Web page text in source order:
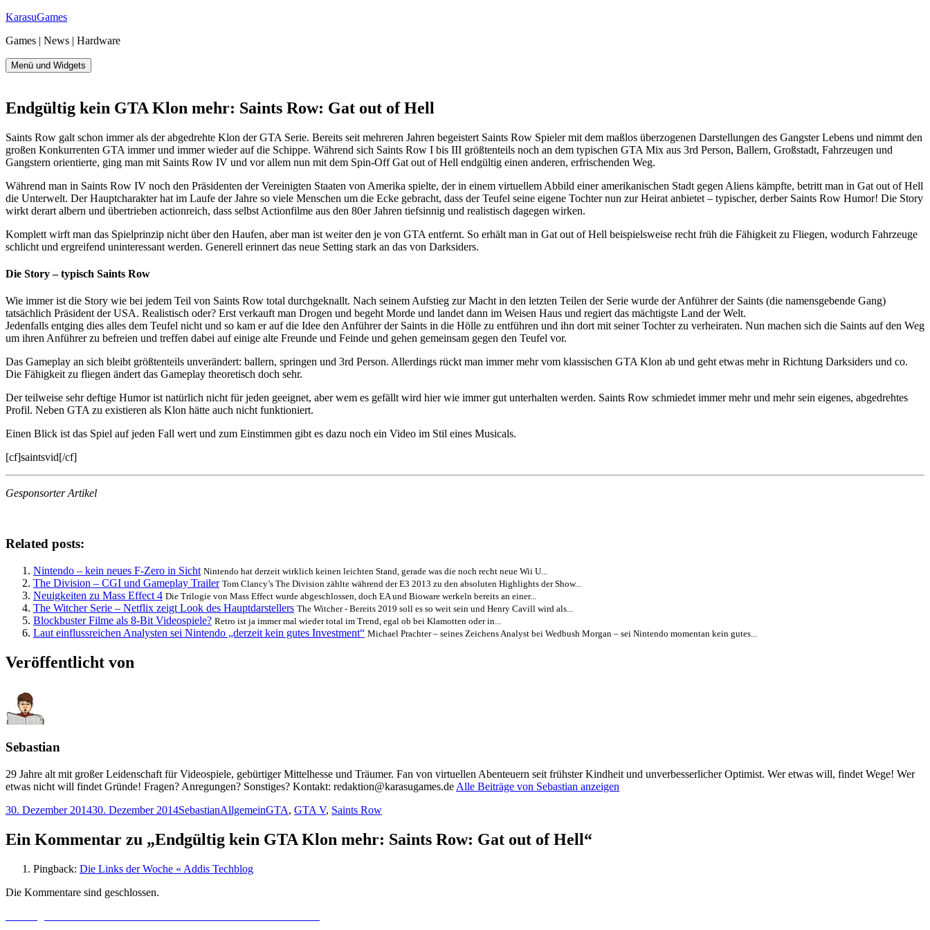
Zum
springen
KarasuGames
Games | News | Hardware
Menü und Widgets
Endgültig kein GTA Klon mehr: Saints Row: Gat out of Hell
Saints Row galt schon immer als der abgedrehte Klon der GTA Serie. Bereits seit mehreren Jahren begeistert Saints Row Spieler mit dem maßlos überzogenen Darstellungen des Gangster Lebens und nimmt den
großen Konkurrenten GTA immer und immer wieder auf die Schippe. Während sich Saints Row I bis III größtenteils noch an dem typischen GTA Mix aus 3rd Person, Ballern, Großstadt, Fahrzeugen und
Gangstern orientierte, ging man mit Saints Row IV und vor allem nun mit dem Spin-Off Gat out of Hell endgültig einen anderen, erfrischenden Weg.
Während man in Saints Row IV noch den Präsidenten der Vereinigten Staaten von Amerika spielte, der in einem virtuellem Abbild einer amerikanischen Stadt gegen Aliens kämpfte, betritt man in Gat out of Hell
die Unterwelt. Der Hauptcharakter hat im Laufe der Jahre so viele Menschen um die Ecke gebracht, dass der Teufel seine eigene Tochter nun zur Heirat anbietet – typischer, derber Saints Row Humor! Die Story
wirkt derart albern und übertrieben actionreich, dass selbst Actionfilme aus den 80er Jahren tiefsinnig und realistisch dagegen wirken.
Komplett wirft man das Spielprinzip nicht über den Haufen, aber man ist weiter den je von GTA entfernt. So erhält man in Gat out of Hell beispielsweise recht früh die Fähigkeit zu Fliegen, wodurch Fahrzeuge
schlicht und ergreifend uninteressant werden. Generell erinnert das neue Setting stark an das von Darksiders.
Die Story – typisch Saints Row
Wie immer ist die Story wie bei jedem Teil von Saints Row total durchgeknallt. Nach seinem Aufstieg zur Macht in den letzten Teilen der Serie wurde der Anführer der Saints (die namensgebende Gang)
tatsächlich Präsident der USA. Realistisch oder? Erst verkauft man Drogen und begeht Morde und landet dann im Weisen Haus und regiert das mächtigste Land der Welt.
Jedenfalls entging dies alles dem Teufel nicht und so kam er auf die Idee den Anführer der Saints in die Hölle zu entführen und ihn dort mit seiner Tochter zu verheiraten. Nun machen sich die Saints auf den Weg
um ihren Anführer zu befreien und treffen dabei auf einige alte Freunde und Feinde und gehen gemeinsam gegen den Teufel vor.
Das Gameplay an sich bleibt größtenteils unverändert: ballern, springen und 3rd Person. Allerdings rückt man immer mehr vom klassischen GTA Klon ab und geht etwas mehr in Richtung Darksiders und co.
Die Fähigkeit zu fliegen ändert das Gameplay theoretisch doch sehr.
Der teilweise sehr deftige Humor ist natürlich nicht für jeden geeignet, aber wem es gefällt wird hier wie immer gut unterhalten werden. Saints Row schmiedet immer mehr und mehr sein eigenes, abgedrehtes
Profil. Neben GTA zu existieren als Klon hätte auch nicht funktioniert.
Einen Blick ist das Spiel auf jeden Fall wert und zum Einstimmen gibt es dazu noch ein Video im Stil eines Musicals.
[cf]saintsvid[/cf]
Gesponsorter Artikel
Related posts:
Nintendo – kein neues F-Zero in Sicht Nintendo hat derzeit wirklich keinen leichten Stand, gerade was die noch recht neue Wii U...
The Division – CGI und Gameplay Trailer Tom Clancy’s The Division zählte während der E3 2013 zu den absoluten Highlights der Show...
Neuigkeiten zu Mass Effect 4 Die Trilogie von Mass Effect wurde abgeschlossen, doch EA und Bioware werkeln bereits an einer...
The Witcher Serie – Netflix zeigt Look des Hauptdarstellers The Witcher - Bereits 2019 soll es so weit sein und Henry Cavill wird als...
Blockbuster Filme als 8-Bit Videospiele? Retro ist ja immer mal wieder total im Trend, egal ob bei Klamotten oder in...
Laut einflussreichen Analysten sei Nintendo „derzeit kein gutes Investment“ Michael Prachter – seines Zeichens Analyst bei Wedbush Morgan – sei Nintendo momentan kein gutes...
Veröffentlicht von
Sebastian
29 Jahre alt mit großer Leidenschaft für Videospiele, gebürtiger Mittelhesse und Träumer. Fan von virtuellen Abenteuern seit frühster Kindheit und unverbesserlicher Optimist. Wer etwas will, findet Wege! Wer
etwas nicht will findet Gründe! Fragen? Anregungen? Sonstiges? Kontakt: redaktion@karasugames.de Alle Beiträge von Sebastian anzeigen
Veröffentlicht
30. Dezember 201430. Dezember 2014Autor
SebastianKategorien
AllgemeinSchlagwörter
GTA, GTA V, Saints Row
Ein Kommentar zu „Endgültig kein GTA Klon mehr: Saints Row: Gat out of Hell“
Pingback: Die Links der Woche « Addis Techblog
Die Kommentare sind geschlossen.
Beitragsnavigation